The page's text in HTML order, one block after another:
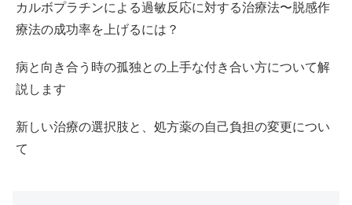
カルボプラチンによる過敏反応に対する治療法〜脱感作
療法の成功率を上げるには？
病と向き合う時の孤独との上手な付き合い方について解
説します
新しい治療の選択肢と、処方薬の自己負担の変更につい
て